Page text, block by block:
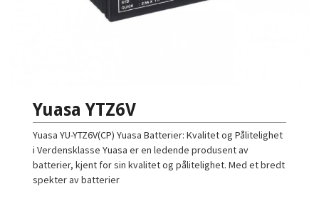
Yuasa YTZ6V
Yuasa YU-YTZ6V(CP) Yuasa Batterier: Kvalitet og Pålitelighet
i Verdensklasse Yuasa er en ledende produsent av
batterier, kjent for sin kvalitet og pålitelighet. Med et bredt
spekter av batterier